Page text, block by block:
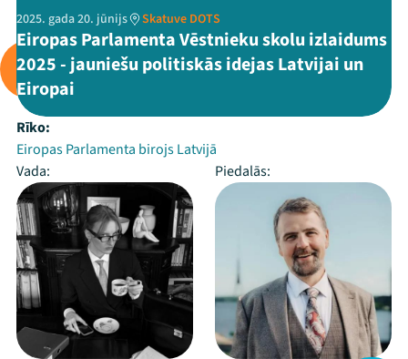
2025. gada 20. jūnijs Skatuve DOTS
Eiropas Parlamenta Vēstnieku skolu izlaidums
2025 - jauniešu politiskās idejas Latvijai un
Eiropai
Rīko:
Eiropas Parlamenta birojs Latvijā
Vada:
Piedalās: